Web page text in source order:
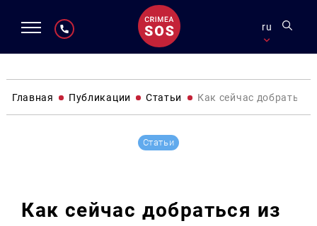
ru
Главная Публикации Статьи Как сейчас добраться
Статьи
Как сейчас добраться из